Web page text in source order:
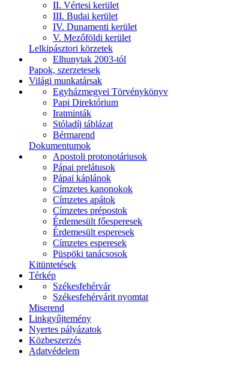
II. Vértesi kerület
III. Budai kerület
IV. Dunamenti kerület
V. Mezőföldi kerület
Lelkipásztori körzetek
Elhunytak 2003-tól
Papok, szerzetesek
Világi munkatársak
Egyházmegyei Törvénykönyv
Papi Direktórium
Iratminták
Stóladíj táblázat
Bérmarend
Dokumentumok
Apostoli protonotáriusok
Pápai prelátusok
Pápai káplánok
Címzetes kanonokok
Címzetes apátok
Címzetes prépostok
Érdemesült főesperesek
Érdemesült esperesek
Címzetes esperesek
Püspöki tanácsosok
Kitüntetések
Térkép
Székesfehérvár
Székesfehérvárit nyomtat
Miserend
Linkgyűjtemény
Nyertes pályázatok
Közbeszerzés
Adatvédelem